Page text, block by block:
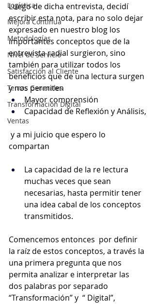
Logística
Mejora Continua
Metodologías
Nivel de Servicio
Satisfacción al Cliente
Temas Generales
Transformación Digital
Ventas
Luego de dicha entrevista, decidí
escribir esta nota, para no solo dejar
expresado en nuestro blog los
importantes conceptos que de la
entrevista radial surgieron, sino
también para utilizar todos los
beneficios que de una lectura surgen
y nos permiten
Mayor comprensión
Capacidad de Reflexión y Análisis,
y a mi juicio que espero lo
compartan
La capacidad de la re lectura
muchas veces que sean
necesarias, hasta permitir tener
una idea cabal de los conceptos
transmitidos.
Comencemos entonces  por definir
la raíz de estos conceptos, a través la
una primera pregunta que nos
permita analizar e interpretar las
dos palabras por separado
“Transformación” y  “ Digital”,